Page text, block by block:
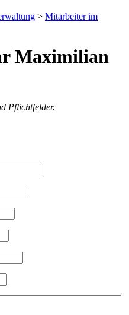
> Mitarbeiter im
Maximilian
Pflichtfelder.